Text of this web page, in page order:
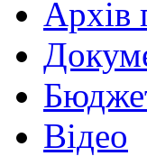
Архів
Відео